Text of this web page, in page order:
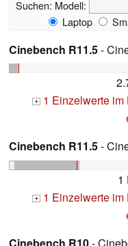
Suchen: Modell:
Laptop
Cinebench R11.5-
+ 1 Einzelwerte im
Cinebench R11.5-
1
+ 1 Einzelwerte im